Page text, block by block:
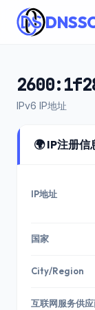
IPv6 IP地址
🌍 IP注册信
IP地址
国家
City/Region
互联网服务供